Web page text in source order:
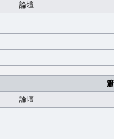
論壇
論壇